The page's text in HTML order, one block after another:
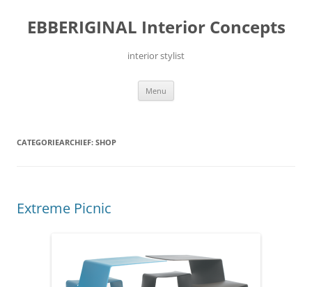
inhoud
EBBERIGINAL Interior Concepts
interior stylist
Menu
CATEGORIEARCHIEF: SHOP
Extreme Picnic